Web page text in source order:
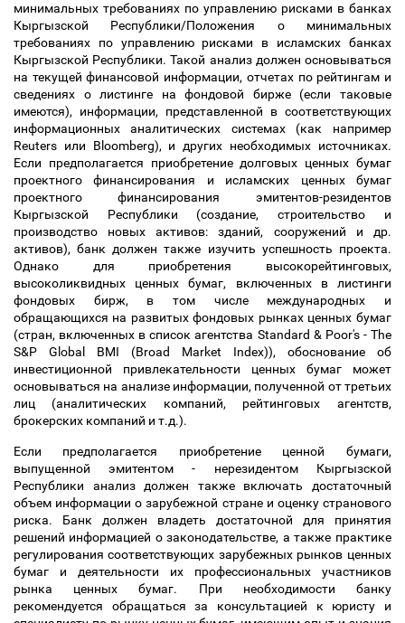
минимальных требованиях по управлению рисками в банках
Кыргызской Республики/Положения о минимальных
требованиях по управлению рисками в исламских банках
Кыргызской Республики. Такой анализ должен основываться
на текущей финансовой информации, отчетах по рейтингам и
сведениях о листинге на фондовой бирже (если таковые
имеются), информации, представленной в соответствующих
информационных аналитических системах (как например
Reuters или Bloomberg), и других необходимых источниках.
Если предполагается приобретение долговых ценных бумаг
проектного финансирования и исламских ценных бумаг
проектного финансирования эмитентов-резидентов
Кыргызской Республики (создание, строительство и
производство новых активов: зданий, сооружений и др.
активов), банк должен также изучить успешность проекта.
Однако для приобретения высокорейтинговых,
высоколиквидных ценных бумаг, включенных в листинги
фондовых бирж, в том числе международных и
обращающихся на развитых фондовых рынках ценных бумаг
(стран, включенных в список агентства Standard & Poor's - The
S&P Global BMI (Broad Market Index)), обоснование об
инвестиционной привлекательности ценных бумаг может
основываться на анализе информации, полученной от третьих
лиц (аналитических компаний, рейтинговых агентств,
брокерских компаний и т.д.).
Если предполагается приобретение ценной бумаги,
выпущенной эмитентом - нерезидентом Кыргызской
Республики анализ должен также включать достаточный
объем информации о зарубежной стране и оценку странового
риска. Банк должен владеть достаточной для принятия
решений информацией о законодательстве, а также практике
регулирования соответствующих зарубежных рынков ценных
бумаг и деятельности их профессиональных участников
рынка ценных бумаг. При необходимости банку
рекомендуется обращаться за консультацией к юристу и